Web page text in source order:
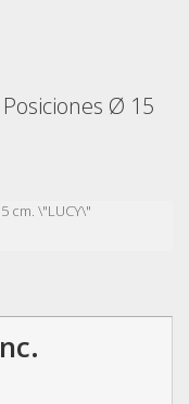
Ø 15
cm. \"LUCY\"